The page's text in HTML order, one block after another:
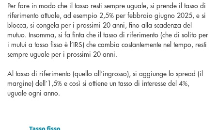
Per fare in modo che il tasso resti sempre uguale, si prende il tasso di
riferimento attuale, ad esempio 2,5% per febbraio giugno 2025, e si
blocca, si congela per i prossimi 20 anni, fino alla scadenza del
mutuo. Insomma, si fa finta che il tasso di riferimento (che di solito per
i mutui a tasso fisso è l’IRS) che cambia costantemente nel tempo, resti
sempre uguale per i prossimi 20 anni.
Al tasso di riferimento (quello all’ingrosso), si aggiunge lo spread (il
margine) dell’1,5% e così si ottiene un tasso di interesse del 4%,
uguale ogni anno.